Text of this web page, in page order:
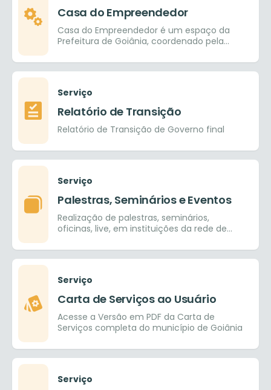
Casa do Empreendedor
Casa do Empreendedor é um espaço da
Prefeitura de Goiânia, coordenado pela
Indústria, Comércio, Agricultura e Serviços,
em parceria com o SEBRAE.
Serviço
Relatório de Transição
Relatório de Transição de Governo final
Serviço
Palestras, Seminários e Eventos
Realização de palestras, seminários,
oficinas, live, em instituições da rede de
fundamental, médio e superior.
Serviço
Carta de Serviços ao Usuário
Acesse a Versão em PDF da Carta de
Serviços completa do município de Goiânia
Serviço